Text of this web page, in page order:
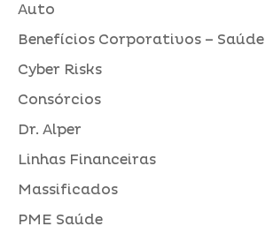
Auto
Benefícios Corporativos – Saúde
Cyber Risks
Consórcios
Dr. Alper
Linhas Financeiras
Massificados
PME Saúde